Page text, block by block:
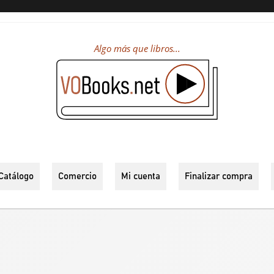
Algo más que libros...
Comercio Mi cuenta Finalizar compra